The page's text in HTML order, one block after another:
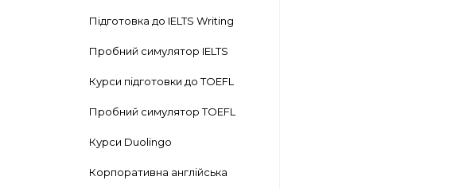
Підготовка до IELTS Writing
Пробний симулятор IELTS
Курси підготовки до TOEFL
Пробний симулятор TOEFL
Курси Duolingo
Корпоративна англійська